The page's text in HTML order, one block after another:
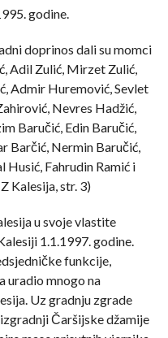
godine.
doprinos dali su momci
Adil Zulić, Mirzet Zulić,
Admir Huremović, Sevlet
Nevres Hadžić,
Baručić, Edin Baručić,
Barčić, Nermin Baručić,
Husić, Fahrudin Ramić i
Kalesija, str. 3)
u svoje vlastite
1.1.1997. godine.
funkcije,
uradio mnogo na
Uz gradnju zgrade
Čaršijske džamije